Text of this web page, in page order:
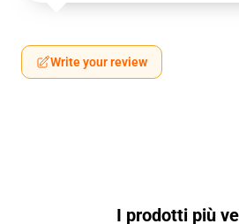
Write your review
I prodotti più